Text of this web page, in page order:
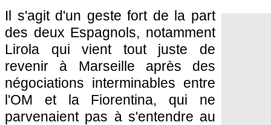
Il s'agit d'un geste fort de la part
des deux Espagnols, notamment
Lirola qui vient tout juste de
revenir à Marseille après des
négociations interminables entre
l'OM et la Fiorentina, qui ne
parvenaient pas à s'entendre au